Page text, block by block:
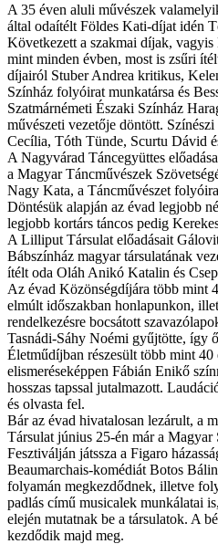
A 35 éven aluli művészek
által odaítélt Földes Kati-díjat idén
Következett a szakmai díjak,
mint minden évben, most is zsűri
díjairól Stuber Andrea kritikus,
Színház folyóirat munkatársa és
Szatmárnémeti Északi Színház
művészeti vezetője döntött.
Cecília, Tóth Tünde, Scurtu Dávid
A Nagyvárad Táncegyüttes
a Magyar Táncművészek
Nagy Kata, a Táncművészet
Döntésük alapján az évad legjobb
legjobb kortárs táncos pedig
A Lilliput Társulat előadásait
Bábszínház magyar társulatának
ítélt oda Oláh Anikó Katalin és
Az évad Közönségdíjára több mint
elmúlt időszakban honlapunkon,
rendelkezésre bocsátott
Tasnádi-Sáhy Noémi gyűjtötte, így
Életműdíjban részesült több mint
elismeréseképpen Fábián Enikő
hosszas tapssal jutalmazott.
és olvasta fel.
Bár az évad hivatalosan lezárult, a
Társulat június 25-én már a
Fesztiválján játssza a Figaro
Beaumarchais-komédiát Botos
folyamán megkezdődnek, illetve
padlás című musicalek munkálatai
elején mutatnak be a társulatok. A
kezdődik majd meg.